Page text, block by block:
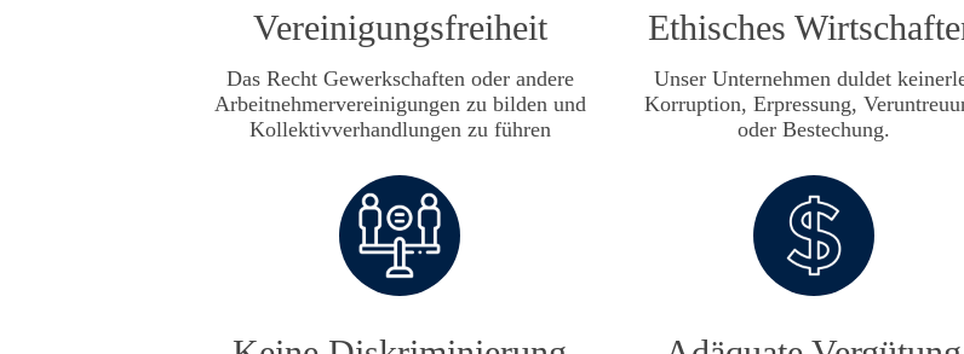
Vereinigungsfreiheit
Das Recht Gewerkschaften oder andere
Arbeitnehmervereinigungen zu bilden und
Kollektivverhandlungen zu führen
Ethisches
Unser Unternehmen duldet
Korruption, Erpressung,
oder Bestechung.